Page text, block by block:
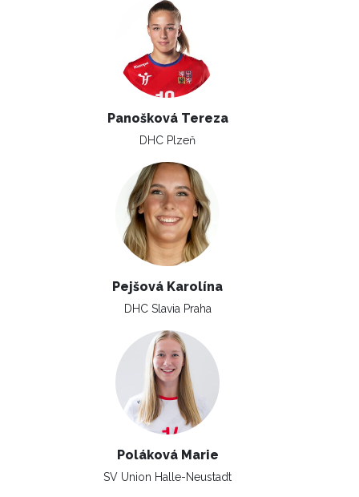
Panošková Tereza
DHC Plzeň
Pejšová Karolína
DHC Slavia Praha
Poláková Marie
SV Union Halle-Neustadt